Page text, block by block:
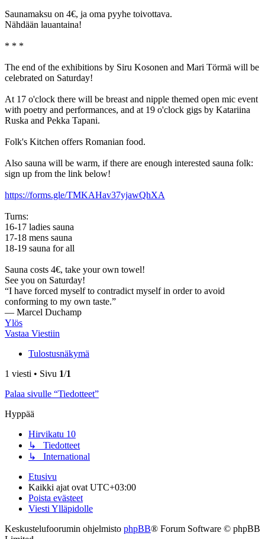
Saunamaksu on 4€, ja oma pyyhe toivottava.
Nähdään lauantaina!
* * *
The end of the exhibitions by Siru Kosonen and Mari Törmä will be
celebrated on Saturday!
At 17 o'clock there will be breast and nipple themed open mic event
with poetry and performances, and at 19 o'clock gigs by Katariina
Ruska and Pekka Tapani.
Folk's Kitchen offers Romanian food.
Also sauna will be warm, if there are enough interested sauna folk:
sign up from the link below!
https://forms.gle/TMKAHav37yjawQhXA
Turns:
16-17 ladies sauna
17-18 mens sauna
18-19 sauna for all
Sauna costs 4€, take your own towel!
See you on Saturday!
“I have forced myself to contradict myself in order to avoid
conforming to my own taste.”
― Marcel Duchamp
Ylös
Vastaa Viestiin
Tulostusnäkymä
1 viesti • Sivu 1/1
Palaa sivulle “Tiedotteet”
Hyppää
Hirvikatu 10
↳ Tiedotteet
↳ International
Etusivu
Kaikki ajat ovat UTC+03:00
Poista evästeet
Viesti Ylläpidolle
Keskustelufoorumin ohjelmisto phpBB® Forum Software © phpBB